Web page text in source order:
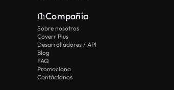
Compañía
Sobre nosotros
Coverr Plus
Desarrolladores / API
Blog
FAQ
Promociona
Contáctanos